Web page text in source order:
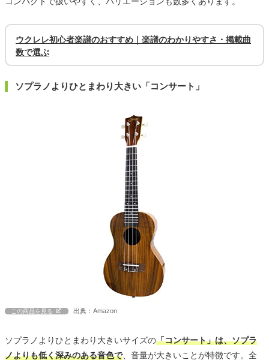
ウクレレ初心者楽譜のおすすめ｜楽譜のわかりやすさ・掲載曲
数で選ぶ
ソプラノよりひとまわり大きい「コンサート」
この商品を見る 出典：Amazon
ソプラノよりひとまわり大きいサイズの「コンサート」は、ソプラ
ノよりも低く深みのある音色で、音量が大きいことが特徴です。全